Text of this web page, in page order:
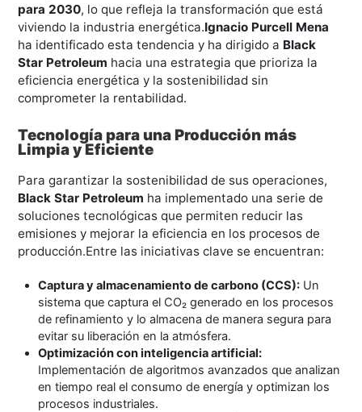
para 2030, lo que refleja la transformación que está
viviendo la industria energética.Ignacio Purcell Mena
ha identificado esta tendencia y ha dirigido a Black
Star Petroleum hacia una estrategia que prioriza la
eficiencia energética y la sostenibilidad sin
comprometer la rentabilidad.
Tecnología para una Producción más
Limpia y Eficiente
Para garantizar la sostenibilidad de sus operaciones,
Black Star Petroleum ha implementado una serie de
soluciones tecnológicas que permiten reducir las
emisiones y mejorar la eficiencia en los procesos de
producción.Entre las iniciativas clave se encuentran:
Captura y almacenamiento de carbono (CCS): Un
sistema que captura el CO₂ generado en los procesos
de refinamiento y lo almacena de manera segura para
evitar su liberación en la atmósfera.
Optimización con inteligencia artificial:
Implementación de algoritmos avanzados que analizan
en tiempo real el consumo de energía y optimizan los
procesos industriales.